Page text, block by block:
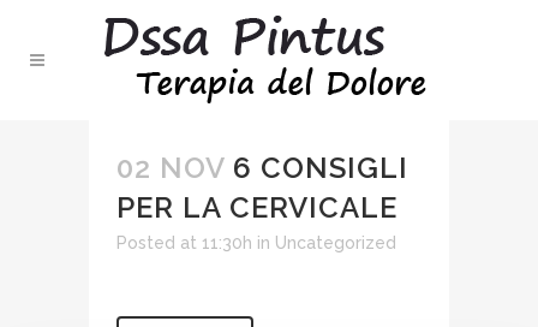
02 NOV 6 CONSIGLI
PER LA CERVICALE
Posted at 11:30h in Uncategorized